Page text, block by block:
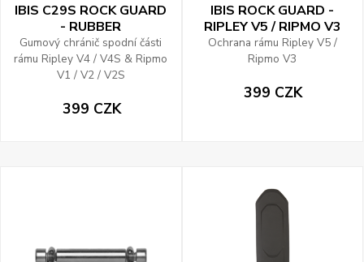
IBIS C29S ROCK GUARD
- RUBBER
Gumový chránič spodní části
rámu Ripley V4 / V4S & Ripmo
V1 / V2 / V2S
399 CZK
IBIS ROCK GUARD -
RIPLEY V5 / RIPMO V3
Ochrana rámu Ripley V5 /
Ripmo V3
399 CZK